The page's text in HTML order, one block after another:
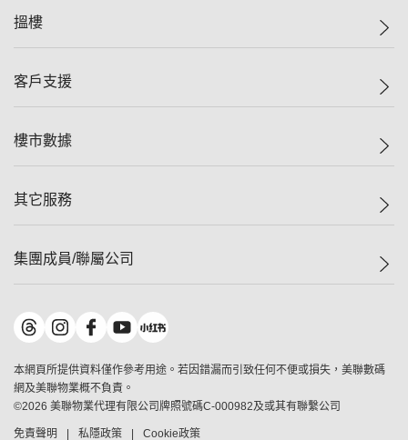
美聯集團
人才招募
搵樓
一手新盤
減價
美聯豪宅
獨家樓盤
租盤
客戶支援
自助放盤
查詢熱線
按揭計算機
負擔能力計算機
轉按計算機
繳款方式
樓市數據
樓價指數
歷史成交
屋苑成交排行榜
地區百科
其它服務
屋苑專頁
美聯精英會
美善會
地產代理管理協會
申報已遞交的購樓意向登記
集團成員/聯屬公司
美聯物業
鋑聯控股*
美聯工商舖*
美聯中國
美聯澳門
本網頁所提供資料僅作參考用途。若因錯漏而引致任何不便或損失，美聯數碼
網及美聯物業概不負責。
©2026 美聯物業代理有限公司牌照號碼C-000982及或其有聯繫公司
免責聲明 私隱政策 Cookie政策